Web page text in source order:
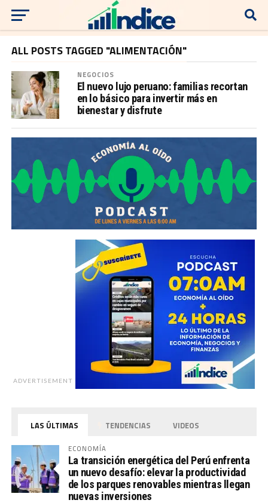
ALL POSTS TAGGED "ALIMENTACIÓN"
NEGOCIOS
El nuevo lujo peruano: familias recortan
en lo básico para invertir más en
bienestar y disfrute
ADVERTISEMENT
LAS ÚLTIMAS TENDENCIAS VIDEOS
ECONOMÍA
La transición energética del Perú enfrenta
un nuevo desafío: elevar la productividad
de los parques renovables mientras llegan
nuevas inversiones